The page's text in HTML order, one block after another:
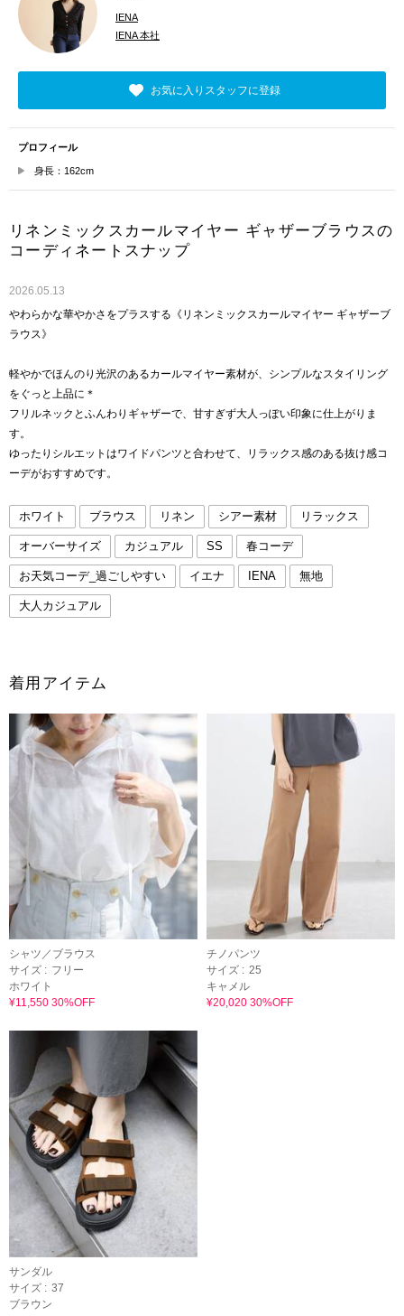
IENA
IENA 本社
お気に入りスタッフに登録
プロフィール
身長：162cm
リネンミックスカールマイヤー ギャザーブラウスの
コーディネートスナップ
2026.05.13
やわらかな華やかさをプラスする《リネンミックスカールマイヤー ギャザーブ
ラウス》
軽やかでほんのり光沢のあるカールマイヤー素材が、シンプルなスタイリング
をぐっと上品に＊
フリルネックとふんわりギャザーで、甘すぎず大人っぽい印象に仕上がりま
す。
ゆったりシルエットはワイドパンツと合わせて、リラックス感のある抜け感コ
ーデがおすすめです。
ホワイト ブラウス リネン シアー素材 リラックス
オーバーサイズ カジュアル SS 春コーデ
お天気コーデ_過ごしやすい イエナ IENA 無地
大人カジュアル
着用アイテム
シャツ／ブラウス
サイズ : フリー
ホワイト
¥11,550 30%OFF
チノパンツ
サイズ : 25
キャメル
¥20,020 30%OFF
サンダル
サイズ : 37
ブラウン